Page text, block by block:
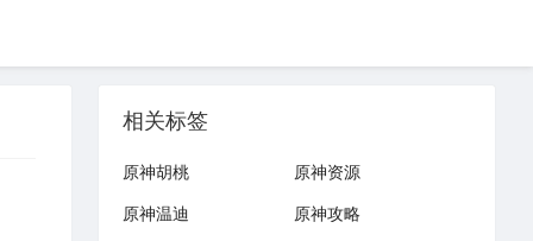
相关标签
原神胡桃
原神资源
原神温迪
原神攻略